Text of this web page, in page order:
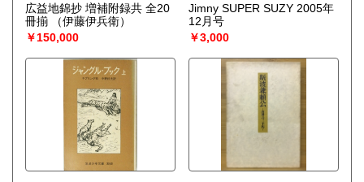
宅配買取送付先
----------------------------------------
501-0224
岐阜県瑞穂市稲里197-1
古本倶楽部 宅配買取受付係
058-322-2366
----------------------------------------
取り扱い分野
オールジャンル、戦前紙モノ、古典籍
広益地錦抄 増補附録共 全20
冊揃
（伊藤伊兵衛）
￥150,000
Jimny SUPER SUZY 2005年
12月号
￥3,000